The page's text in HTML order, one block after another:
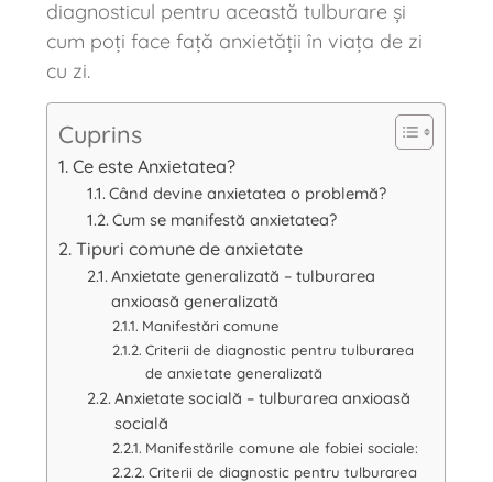
diagnosticul pentru această tulburare și
cum poți face față anxietății în viața de zi
cu zi.
Cuprins
Ce este Anxietatea?
Când devine anxietatea o problemă?
Cum se manifestă anxietatea?
Tipuri comune de anxietate
Anxietate generalizată – tulburarea
anxioasă generalizată
Manifestări comune
Criterii de diagnostic pentru tulburarea
de anxietate generalizată
Anxietate socială – tulburarea anxioasă
socială
Manifestările comune ale fobiei sociale:
Criterii de diagnostic pentru tulburarea